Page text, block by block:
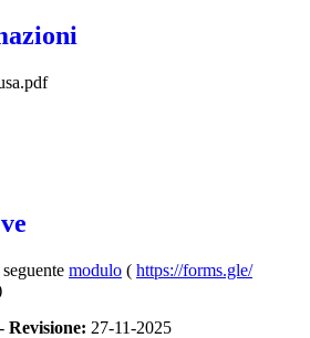
modulo ( https://forms.gle/
Revisione: 27-11-2025